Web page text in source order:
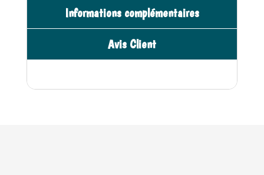
Informations complémentaires
Avis Client